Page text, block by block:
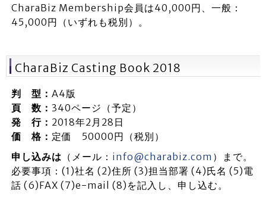
CharaBiz Membership会員は40,000円、一般：
45,000円（いずれも税別）。
CharaBiz Casting Book 2018
判 型： A4版
頁 数： 340ページ（予定）
発 行： 2018年2月28日
価 格： 定価 50000円（税別）
申し込みは （メール： info@charabiz.com ）まで。
必要事項：(1)社名 (2)住所 (3)担当部署 (4)氏名 (5)電
話 (6)FAX (7)e-mail (8)を記入し、申し込む。